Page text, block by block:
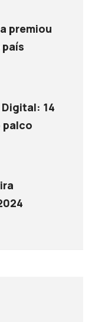
premiou
Digital: 14
palco